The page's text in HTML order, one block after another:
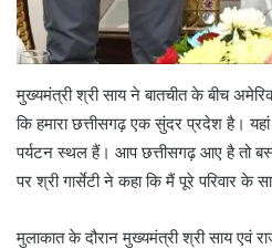
मुख्यमंत्री श्री साय ने बातचीत के बीच
कि हमारा छत्तीसगढ़ एक सुंदर प्रदेश है।
पर्यटन स्थल हैं। आप छत्तीसगढ़ आए है तो
पर श्री गार्सेटी ने कहा कि मैं पूरे परिवार
मुलाकात के दौरान मुख्यमंत्री श्री साय एवं